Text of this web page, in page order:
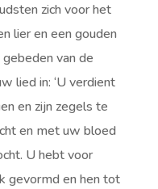
zich voor het
lier en een gouden
van de
lied in: ‘U verdient
en zijn zegels te
en met uw bloed
U hebt voor
gevormd en hen tot